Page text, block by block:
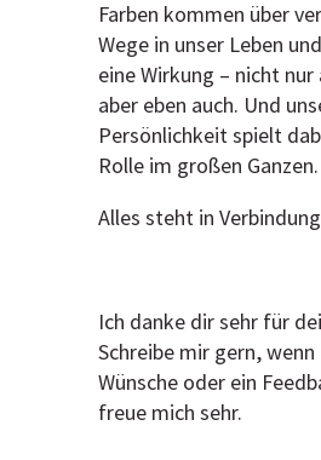
Farben kommen über
Wege in unser Leben
eine Wirkung – nicht
aber eben auch. Und
Persönlichkeit spielt
Rolle im großen Ganzen.
Alles steht in
Ich danke dir sehr für
Schreibe mir gern, wenn
Wünsche oder ein
freue mich sehr.